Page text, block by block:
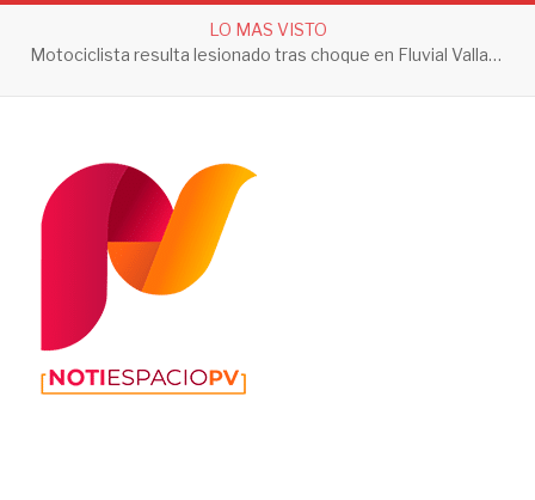
LO MAS VISTO
Motociclista resulta lesionado tras choque en Fluvial Vallarta